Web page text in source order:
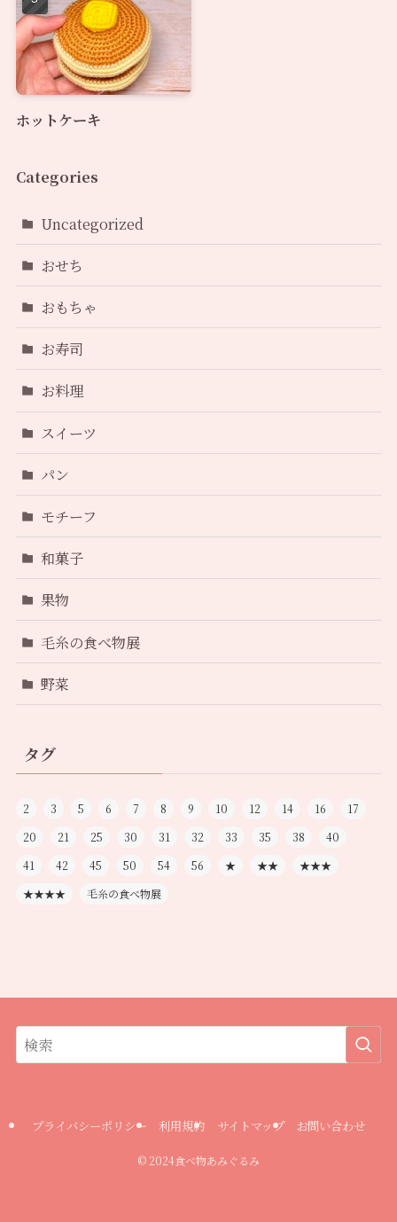
ホットケーキ
Categories
Uncategorized
おせち
おもちゃ
お寿司
お料理
スイーツ
パン
モチーフ
和菓子
果物
毛糸の食べ物展
野菜
タグ
2 3 5 6 7 8 9 10 12 14 16
17
20
21 25 30 31 32 33 35 38
40
41
42 45 50 54 56 ★ ★★
★★★
★★★★
毛糸の食べ物展
プライバシーポリシー 利用規約 サイトマップ お問い合わせ
© 2024食べ物あみぐるみ